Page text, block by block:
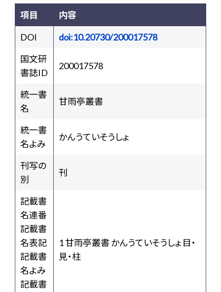
項目 内容
DOI
doi:10.20730/200017578
国文研
書誌ID
200017578
統一書
名
甘雨亭叢書
統一書
名よみ
かんうていそうしょ
刊写の
別
刊
記載書
名連番
記載書
名表記
記載書
名よみ
記載書
1 甘雨亭叢書 かんうていそうしょ 目・
見・柱